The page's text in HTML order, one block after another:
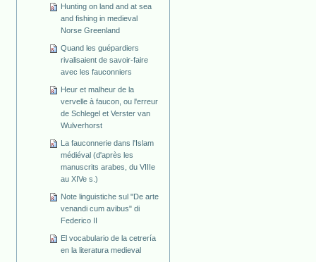
Hunting on land and at sea
and fishing in medieval
Norse Greenland
Quand les guépardiers
rivalisaient de savoir-faire
avec les fauconniers
Heur et malheur de la
vervelle à faucon, ou l'erreur
de Schlegel et Verster van
Wulverhorst
La fauconnerie dans l'Islam
médiéval (d'après les
manuscrits arabes, du VIIIe
au XIVe s.)
Note linguistiche sul "De arte
venandi cum avibus" di
Federico II
El vocabulario de la cetrería
en la literatura medieval